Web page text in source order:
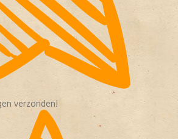
verzonden!